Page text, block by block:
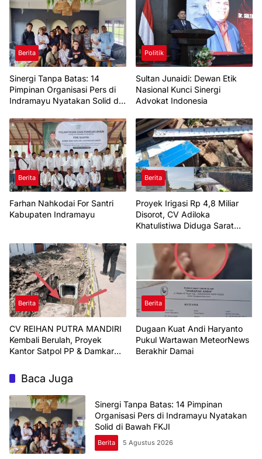
Berita
Sinergi Tanpa Batas: 14
Pimpinan Organisasi Pers di
Indramayu Nyatakan Solid di
Politik
Sultan Junaidi: Dewan Etik
Nasional Kunci Sinergi
Advokat Indonesia
Berita
Farhan Nahkodai For Santri
Kabupaten Indramayu
Berita
Proyek Irigasi Rp 4,8 Miliar
Disorot, CV Adiloka
Khatulistiwa Diduga Sarat
Berita
CV REIHAN PUTRA MANDIRI
Kembali Berulah, Proyek
Kantor Satpol PP & Damkar
Berita
Dugaan Kuat Andi Haryanto
Pukul Wartawan MeteorNews
Berakhir Damai
Baca Juga
Sinergi Tanpa Batas: 14 Pimpinan
Organisasi Pers di Indramayu Nyatakan
Solid di Bawah FKJI
Berita 5 Agustus 2026